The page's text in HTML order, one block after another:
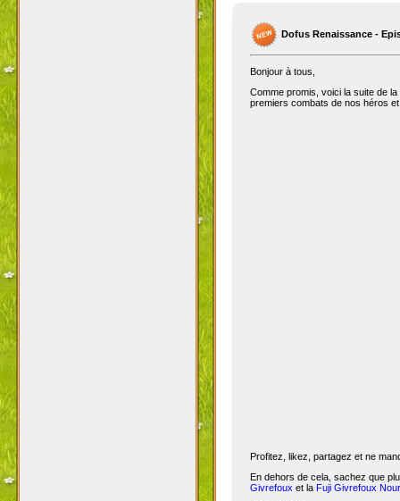
Dofus Renaissance -
Bonjour à tous,
Comme promis, voici la suite de
premiers combats de nos héros
Profitez, likez, partagez et ne
En dehors de cela, sachez que
Givrefoux et la Fuji Givrefoux